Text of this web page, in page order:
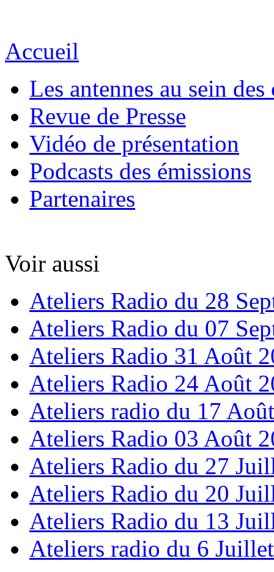
Accueil
Les antennes au sein des
Revue de Presse
Vidéo de présentation
Podcasts des émissions
Partenaires
Voir aussi
Ateliers Radio du 28
Ateliers Radio du 07
Ateliers Radio 31 Août
Ateliers Radio 24 Août
Ateliers radio du 17
Ateliers Radio 03 Août
Ateliers Radio du 27
Ateliers Radio du 20
Ateliers Radio du 13
Ateliers radio du 6